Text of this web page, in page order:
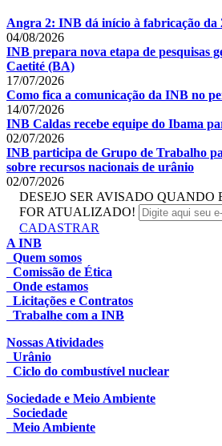
Angra 2: INB dá início à fabricação da
04/08/2026
INB prepara nova etapa de pesquisas
Caetité (BA)
17/07/2026
Como fica a comunicação da INB no
14/07/2026
INB Caldas recebe equipe do Ibama
02/07/2026
INB participa de Grupo de Trabalho
sobre recursos nacionais de urânio
02/07/2026
DESEJO SER AVISADO QUANDO
FOR ATUALIZADO!
CADASTRAR
A INB
Quem somos
Comissão de Ética
Onde estamos
Licitações e Contratos
Trabalhe com a INB
Nossas Atividades
Urânio
Ciclo do combustível nuclear
Sociedade e Meio Ambiente
Sociedade
Meio Ambiente